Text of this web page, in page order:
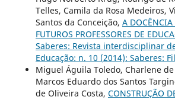
Telles, Camila da Rosa Medeiros,
Santos da Conceição, A
FUTUROS PROFESSORES DE
Saberes: Revista interdisciplinar
Educação: n. 10 (2014): Saberes:
Miguel Águila Toledo, Charlene
Marcos Eduardo dos Santos
de Oliveira Costa, CONSTRUÇÃO